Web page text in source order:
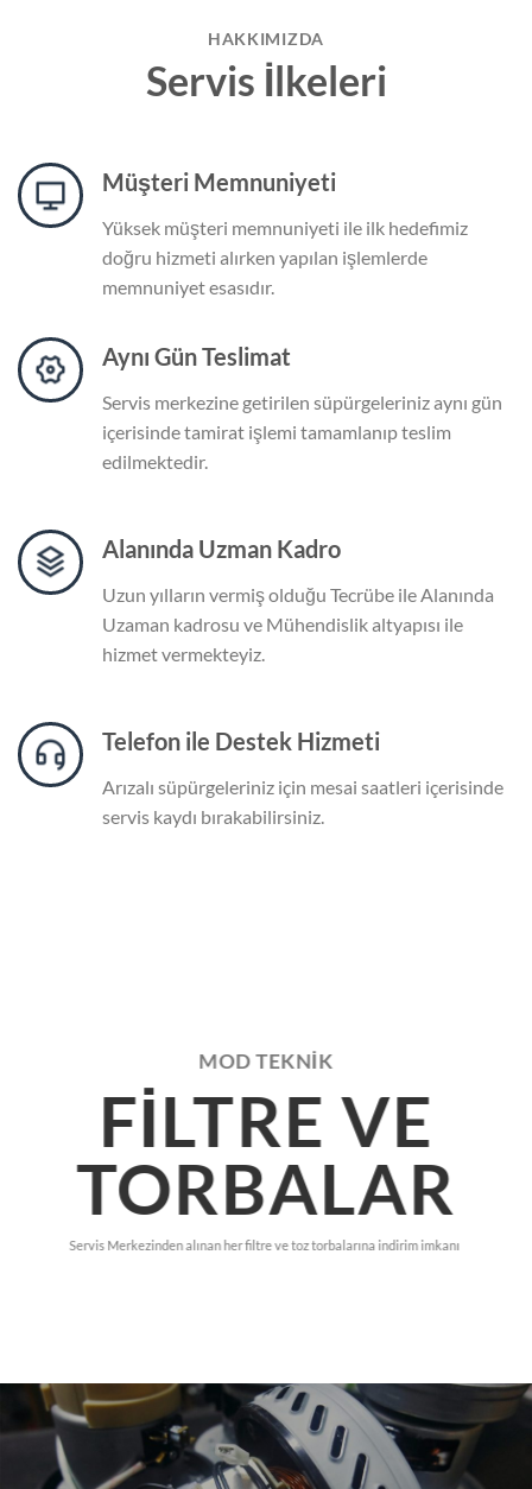
HAKKIMIZDA
Servis İlkeleri
Müşteri Memnuniyeti
Yüksek müşteri memnuniyeti ile ilk hedefimiz
doğru hizmeti alırken yapılan işlemlerde
memnuniyet esasıdır.
Aynı Gün Teslimat
Servis merkezine getirilen süpürgeleriniz aynı gün
içerisinde tamirat işlemi tamamlanıp teslim
edilmektedir.
Alanında Uzman Kadro
Uzun yılların vermiş olduğu Tecrübe ile Alanında
Uzaman kadrosu ve Mühendislik altyapısı ile
hizmet vermekteyiz.
Telefon ile Destek Hizmeti
Arızalı süpürgeleriniz için mesai saatleri içerisinde
servis kaydı bırakabilirsiniz.
MOD TEKNİK
FILTRE VE
TORBALAR
Servis Merkezinden alınan her filtre ve toz torbalarına indirim imkanı